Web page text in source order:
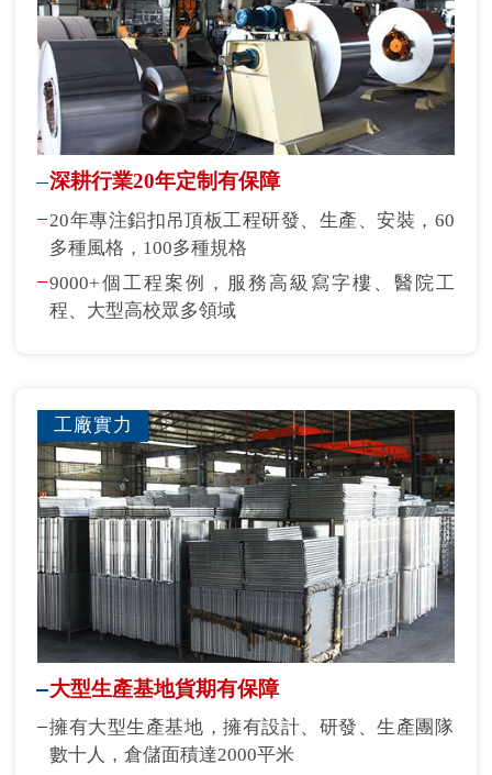
深耕行業20年定制有保障
20年專注鋁扣吊頂板工程研發、生產、安裝，60
多種風格，100多種規格
9000+個工程案例，服務高級寫字樓、醫院工
程、大型高校眾多領域
工廠實力
大型生產基地貨期有保障
擁有大型生產基地，擁有設計、研發、生產團隊
數十人，倉儲面積達2000平米